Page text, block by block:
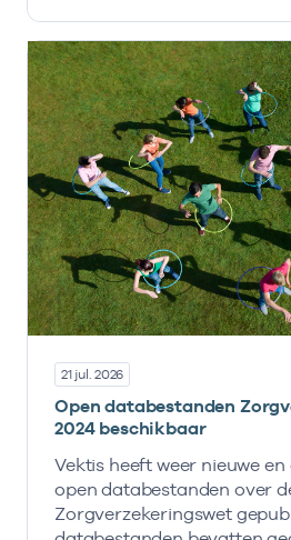
21 jul. 2026
Open databestanden
2024 beschikbaar
Vektis heeft weer nieuwe
open databestanden over
Zorgverzekeringswet